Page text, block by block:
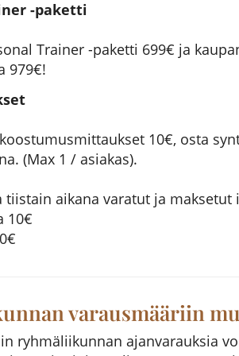
-paketti
Trainer -paketti 699€ ja
979€!
10€, osta
(Max 1 / asiakas).
tiistain aikana varatut ja maksetut
10€
varausmääriin
ryhmäliikunnan ajanvarauksia